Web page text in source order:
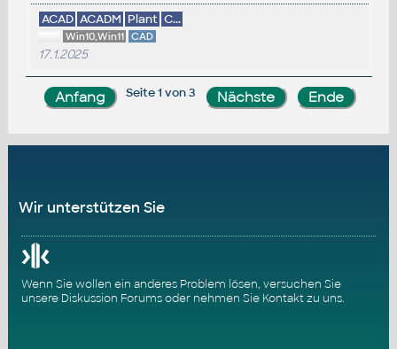
ACAD ACADM Plant C...
Win10,Win11 CAD
17.1.2025
Seite 1 von 3
Wir unterstützen Sie
Wenn Sie wollen ein anderes Problem lösen, versuchen Sie
unsere Diskussion Forumsoder nehmen Sie Kontakt zu uns.